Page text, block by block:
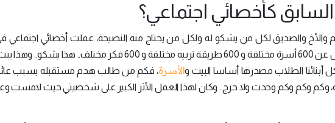
والأخ والصديق لكل من يشكو له ولكل من يحتاج منه النصيحة، عملت أخصائي اجتماعي
المدارس، وبالتالي أنت تتعامل مع لا يقل عن 600 أسرة مختلفة و 600 طريقة تربيه مختلفة و 600 فكر مختلف..
الطلاب مصدرها أساسا البيت والأسرة، فكم من طالب هدم مستقبله بسبب
وكم وكم وحدث ولا حرج.. وكان لهذا العمل الأثر الكبير على شخصيتي حيث لامست